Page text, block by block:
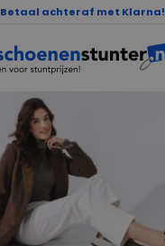
Betaal achteraf met Klarna!